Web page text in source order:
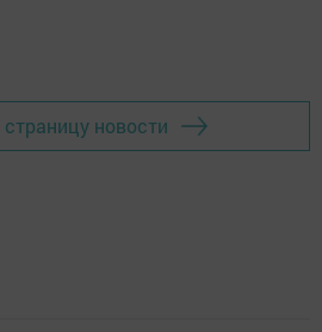
новости